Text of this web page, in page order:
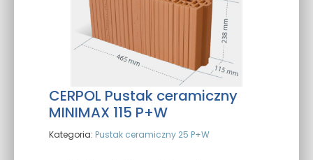
CERPOL Pustak ceramiczny
MINIMAX 115 P+W
Kategoria: Pustak ceramiczny 25 P+W